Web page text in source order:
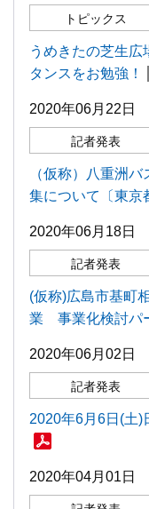
トピックス
うめきたの芝生広
タンスをお勉強！
2020年06月22日
記者発表
（仮称）八重洲
集について〔東京
2020年06月18日
記者発表
(仮称)広島市基町
業 事業化検討パ
2020年06月02日
記者発表
2020年6月6日(土)
2020年04月01日